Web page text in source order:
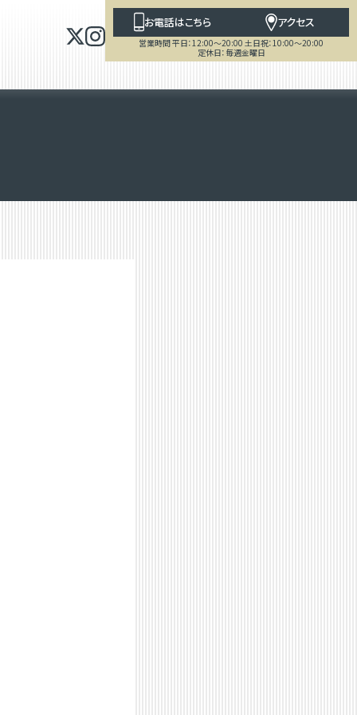
お電話はこちら アクセス
営業時間 平日：12:00～20:00 土日祝：10:00～20:00
定休日：毎週金曜日